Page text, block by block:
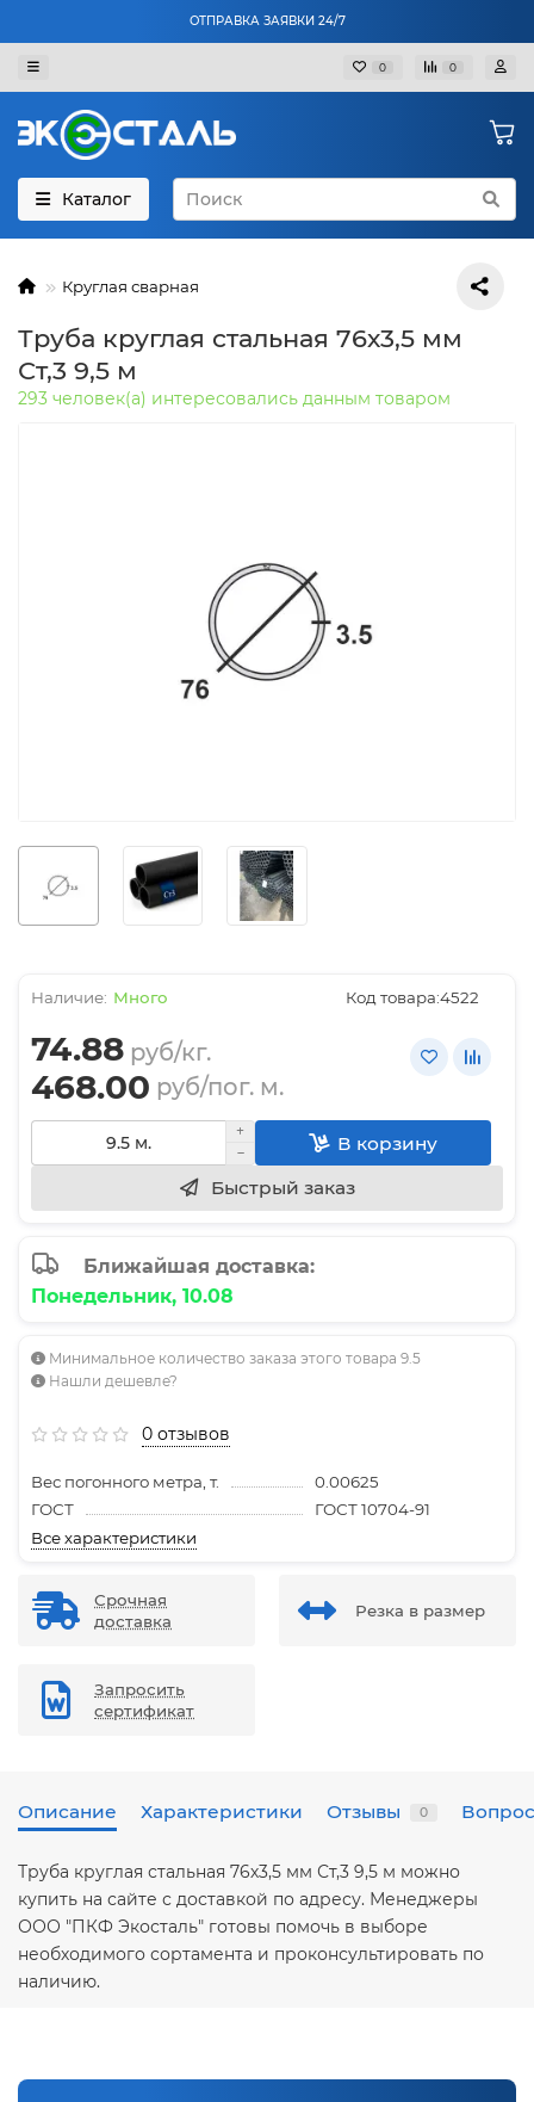
ОТПРАВКА ЗАЯВКИ 24/7
0 0
Каталог
Круглая сварная
Труба круглая стальная 76х3,5 мм
Ст,3 9,5 м
293 человек(а) интересовались данным товаром
Много Код товара:4522
74.88 руб/кг.
468.00 руб/пог. м.
В корзину
Быстрый заказ
Ближайшая доставка:
Понедельник, 10.08
Минимальное количество заказа этого товара 9.5
Нашли дешевле?
0 отзывов
Вес погонного метра, т.
0.00625
ГОСТ
ГОСТ 10704-91
Все характеристики
Срочная
доставка
Резка в размер
Запросить
сертификат
Описание Характеристики Отзывы 0
Труба круглая стальная 76х3,5 мм Ст,3 9,5 м можно
купить на сайте с доставкой по адресу. Менеджеры
ООО "ПКФ Экосталь" готовы помочь в выборе
необходимого сортамента и проконсультировать по
наличию.